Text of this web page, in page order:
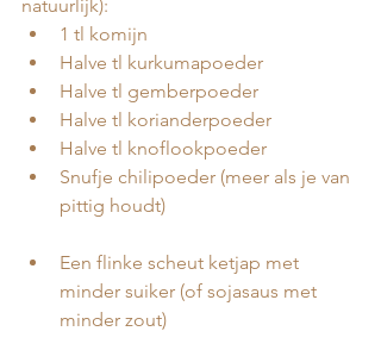
natuurlijk):
1 tl komijn
Halve tl kurkumapoeder
Halve tl gemberpoeder
Halve tl korianderpoeder
Halve tl knoflookpoeder
Snufje chilipoeder (meer als je van
pittig houdt)
Een flinke scheut ketjap met
minder suiker (of sojasaus met
minder zout)